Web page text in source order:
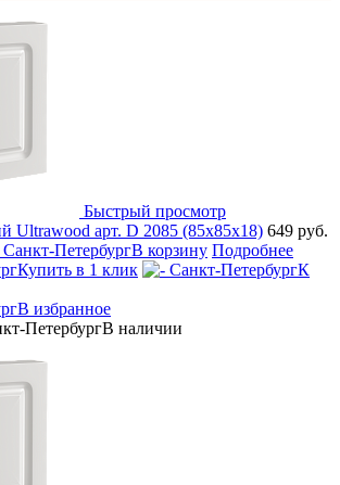
Быстрый просмотр
Ultrawood арт. D 2085 (85x85x18) 649 руб.
В корзину Подробнее
Купить в 1 клик
К
В избранное
В наличии